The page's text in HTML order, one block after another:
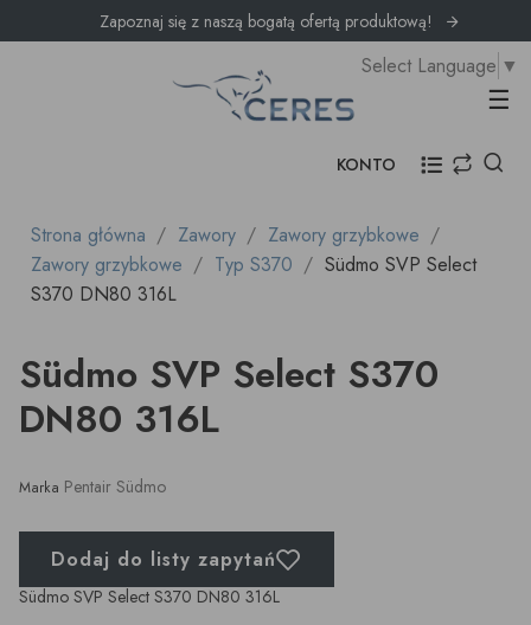
Zapoznaj się z naszą bogatą ofertą produktową!
☰
Select Language ▼
KONTO
Strona główna Zawory
Zawory grzybkowe
Zawory grzybkowe
Typ S370
Südmo SVP Select
S370 DN80 316L
Südmo SVP Select S370
DN80 316L
Marka Pentair Südmo
Dodaj do listy zapytań
Südmo SVP Select S370 DN80 316L